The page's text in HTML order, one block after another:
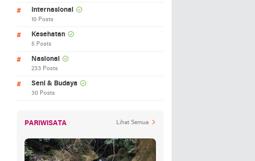
Internasional
10 Posts
Kesehatan
5 Posts
Nasional
233 Posts
Seni & Budaya
30 Posts
PARIWISATA Lihat Semua